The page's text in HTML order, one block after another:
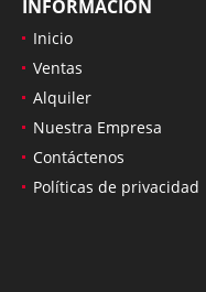
INFORMACIÓN
Inicio
Ventas
Alquiler
Nuestra Empresa
Contáctenos
Políticas de privacidad